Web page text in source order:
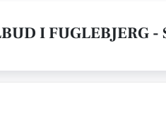
I FUGLEBJERG